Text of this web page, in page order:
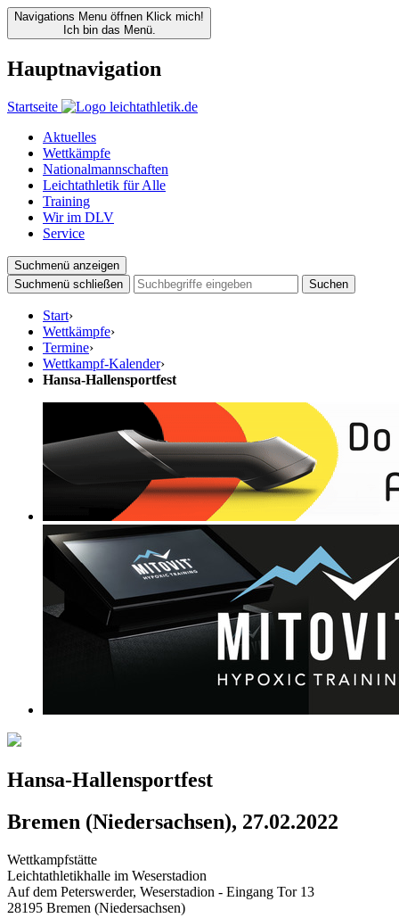
Navigations Menu öffnen Klick mich!
Ich bin das Menü.
Hauptnavigation
Startseite
Aktuelles
Wettkämpfe
Nationalmannschaften
Leichtathletik für Alle
Training
Wir im DLV
Service
Suchmenü anzeigen
Suchmenü schließen
Suchen
Start›
Wettkämpfe›
Termine›
Wettkampf-Kalender›
Hansa-Hallensportfest
Hansa-Hallensportfest
Bremen (Niedersachsen), 27.02.2022
Wettkampfstätte
Leichtathletikhalle im Weserstadion
Auf dem Peterswerder, Weserstadion - Eingang Tor 13
28195 Bremen (Niedersachsen)